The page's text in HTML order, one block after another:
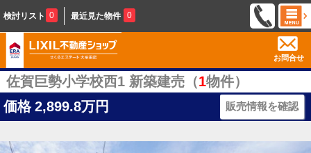
検討リスト 0 最近見た物件 0
お問合せ
佐賀巨勢小学校西1 新築建売（1物件）
価格 2,899.8万円 販売情報を確認